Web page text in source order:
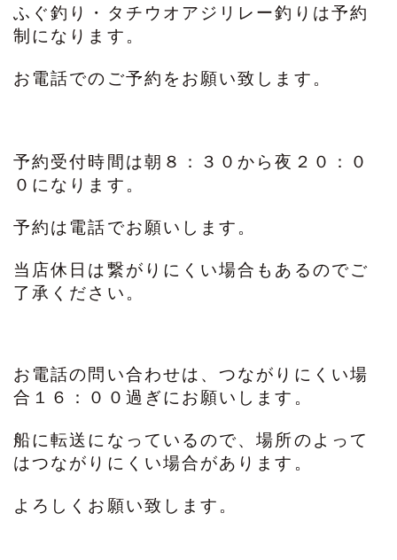
ふぐ釣り・タチウオアジリレー釣りは予約
制になります。
お電話でのご予約をお願い致します。
予約受付時間は朝８：３０から夜２０：０
０になります。
予約は電話でお願いします。
当店休日は繋がりにくい場合もあるのでご
了承ください。
お電話の問い合わせは、つながりにくい場
合１６：００過ぎにお願いします。
船に転送になっているので、場所のよって
はつながりにくい場合があります。
よろしくお願い致します。